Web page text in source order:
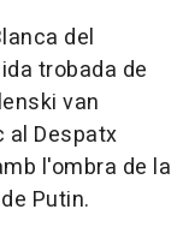
del
trobada de
van
al Despatx
l'ombra de la
Putin.